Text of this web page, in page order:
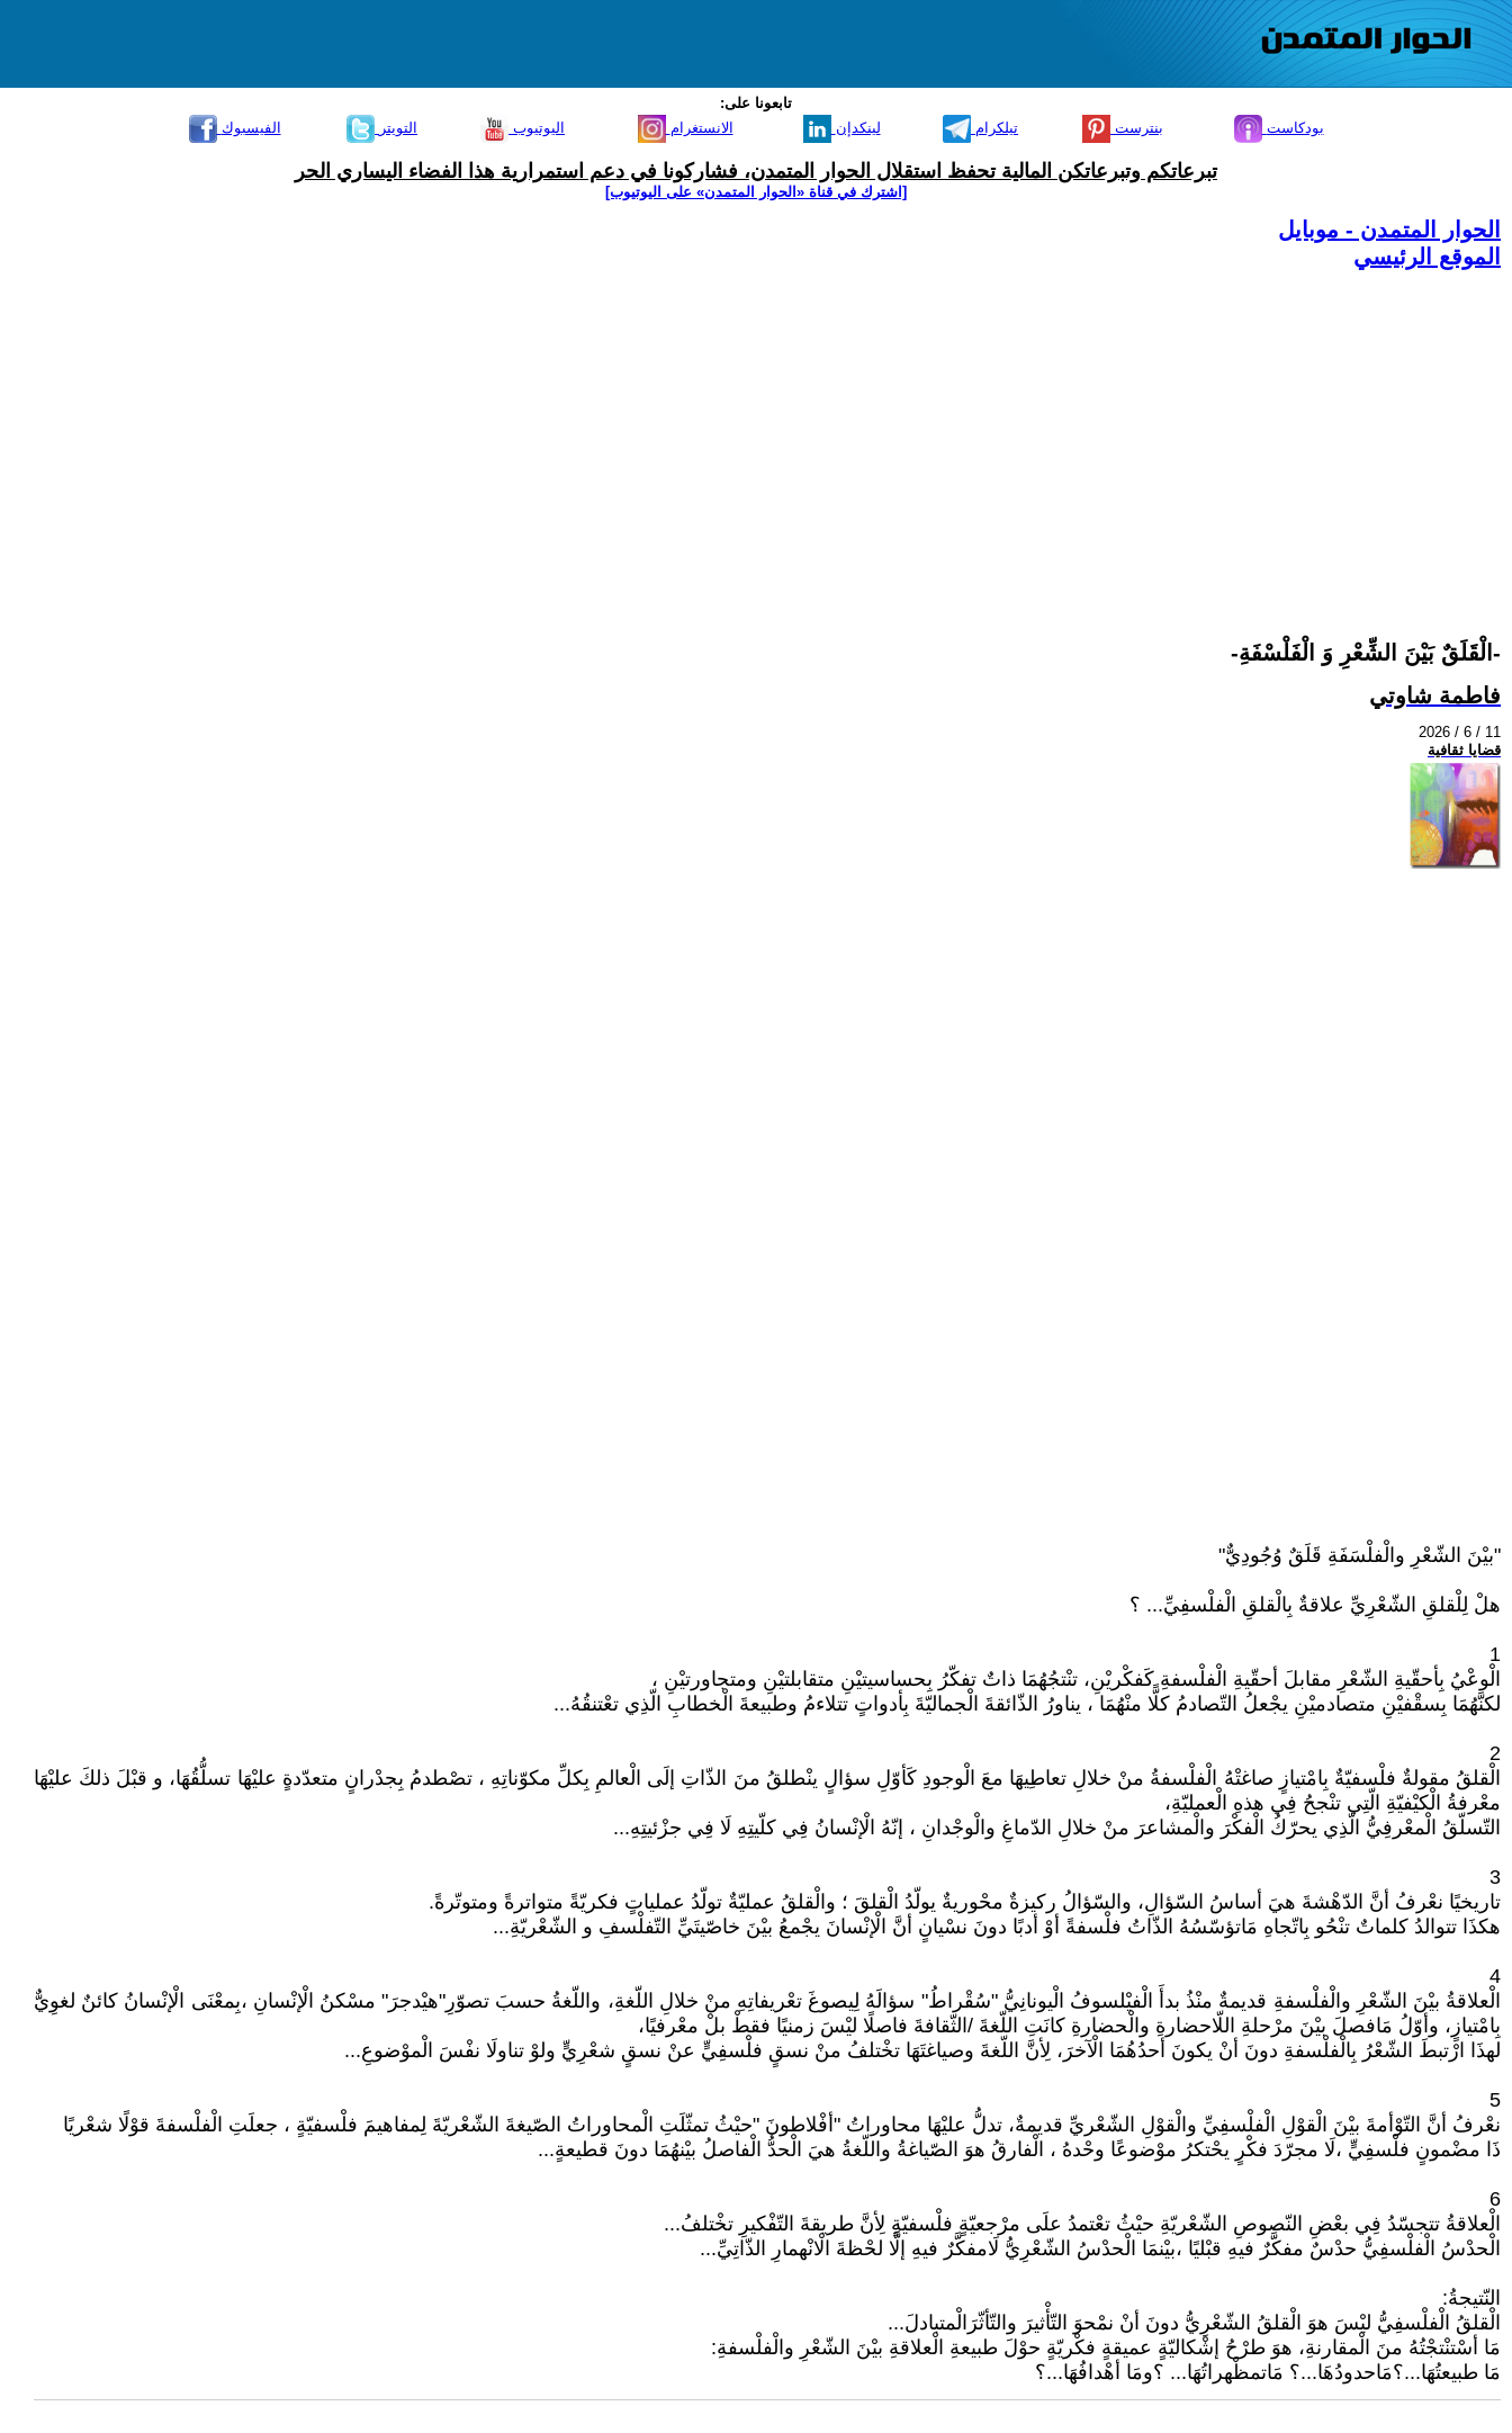
تابعونا على:
الفيسبوك
التويتر اليوتيوب الانستغرام لينكدإن تيلكرام بنترست بودكاست
تبرعاتكم وتبرعاتكن المالية تحفظ استقلال الحوار المتمدن، فشاركونا في دعم استمرارية هذا الفضاء اليساري الحر
[اشترك في قناة ‫«الحوار المتمدن» على اليوتيوب]
الحوار المتمدن - موبايل
الموقع الرئيسي
-الْقَلَقٌ بَيْنَ الشِّعْرِ وَ الْفَلْسْفَةِ-
فاطمة شاوتي
2026 / 6 / 11
قضايا ثقافية
"بيْنَ الشّعْرِ والْفلْسَفَةِ قَلَقٌ وُجُودِيٌّ"
هلْ لِلْقلقِ الشّعْرِيِّ علاقةٌ بِالْقلقِ الْفلْسفِيِّ... ؟
1
الْوعْيُ بِأحقّيةِ الشّعْرِ مقابلَ أحقّيةِ الْفلْسفةِ كَفكْريْنِ، تنْتجُهُمَا ذاتٌ تفكّرُ بِحساسيتيْنِ متقابلتيْنِ ومتجاورتيْنِ ،
لكنَّهُمَا بِسقْفيْنِ متصادميْنِ يجْعلُ التّصادمُ كلًّا منْهُمَا ، يناورُ الذّائقةَ الْجماليّةَ بِأدواتٍ تتلاءمُ وطبيعةَ الْخطابِ الّذِي تعْتنقُهُ...
2
الْقلقُ مقولةٌ فلْسفيّةٌ بِامْتيازٍ صاغتْهُ الْفلْسفةُ منْ خلالِ تعاطِيهَا معَ الْوجودِ كَأوّلِ سؤالٍ ينْطلقُ منَ الذّاتِ إلَى الْعالمِ بِكلِّ مكوّناتِهِ ، تصْطدمُ بِجدْرانٍ متعدّدةٍ عليْهَا تسلُّقُهَا، و قبْلَ ذلكَ عليْهَا
معْرفةُ الْكيْفيّةِ الّتِي تنْجحُ فِي هذهِ الْعمليّةِ،
التّسلّقُ الْمعْرفِيُّ الّذِي يحرّكُ الْفكْرَ والْمشاعرَ منْ خلالِ الدّماغِ والْوجْدانِ ، إنّهُ الْإنْسانُ فِي كلّيتِهِ لَا فِي جزْئيتِهِ...
3
تاريخيًا نعْرفُ أنَّ الدّهْشةَ هيَ أساسُ السّؤالِ، والسّؤالُ ركيزةٌ محْوريةٌ يولّدُ الْقلقَ ؛ والْقلقُ عمليّةٌ تولّدُ عملياتٍ فكريّةً متواترةً ومتوتّرةً.
هكذَا تتوالدُ كلماتٌ تنْحُو بِاتّجاهِ مَاتؤسّسُهُ الذّاتُ فلْسفةً أوْ أدبًا دونَ نسْيانٍ أنَّ الْإنْسانَ يجْمعُ بيْنَ خاصّيتَيِّ التّفلْسفِ و الشّعْريّةِ...
4
الْعلاقةُ بيْنَ الشّعْرِ والْفلْسفةِ قديمةٌ منْذُ بدأَ الْفيْلسوفُ الْيونانِيُّ "سُقْراطُ" سؤالَهُ لِيصوغَ تعْريفاتِهِ منْ خلالِ اللّغةِ، واللّغةُ حسبَ تصوّرِ"هيْدجرَ" مسْكنُ الْإنْسانِ ،بِمعْنَى الْإنْسانُ كائنٌ لغوِيٌّ
بِامْتيازٍ، وأوّلُ مَافصلَ بيْنَ مرْحلةِ اللّاحضارةِ والْحضارةِ كانَتِ اللّغةَ /الثّقافةَ فاصلًا ليْسَ زمنيًا فقطْ بلْ معْرفيًا،
لهذَا ارْتبطَ الشّعْرُ بِالْفلْسفةِ دونَ أنْ يكونَ أحدُهُمَا الْآخرَ، لِأنَّ اللّغةَ وصياغتَهَا تخْتلفُ منْ نسقٍ فلْسفِيٍّ عنْ نسقٍ شعْرِيٍّ ولوْ تناولَا نفْسَ الْموْضوعِ...
5
نعْرفُ أنَّ التّوْأمةَ بيْنَ الْقوْلِ الْفلْسفِيِّ والْقوْلِ الشّعْريِّ قديمةٌ، تدلُّ عليْهَا محاوراتُ "أفْلاطونَ "حيْثُ تمثّلَتِ الْمحاوراتُ الصّيغةَ الشّعْريّةَ لِمفاهيمَ فلْسفيّةٍ ، جعلَتِ الْفلْسفةَ قوْلًا شعْريًا
ذَا مضْمونٍ فلْسفِيٍّ ،لَا مجرّدَ فكْرٍ يحْتكرُ موْضوعًا وحْدهُ ، الْفارقُ هوَ الصّياغةُ واللّغةُ هيَ الْحدُّ الْفاصلُ بيْنهُمَا دونَ قطيعةٍ...
6
الْعلاقةُ تتجسّدُ فِي بعْضِ النّصوصِ الشّعْريّةِ حيْثُ تعْتمدُ علَى مرْجعيّةٍ فلْسفيّةٍ لِأنَّ طريقةَ التّفْكيرِ تخْتلفُ...
الْحدْسُ الْفلْسفِيُّ حدْسٌ مفكَّرٌ فيهِ قبْليًا ،بيْنمَا الْحدْسُ الشّعْرِيُّ لَامفكَّرٌ فيهِ إلَّا لحْظةَ الْانْهمارِ الذّاتِيِّ...
النّتيجةُ:
الْقلقُ الْفلْسفِيُّ ليْسَ هوَ الْقلقُ الشّعْرِيُّ دونَ أنْ نمْحوَ التّأْثيرَ والتّأثّرَالْمتبادلَ...
مَا أسْتنْتجْتُهُ منَ الْمقارنةِ، هوَ طرْحُ إشْكاليّةٍ عميقةٍ فكْريّةٍ حوْلَ طبيعةِ الْعلاقةِ بيْنَ الشّعْرِ والْفلْسفةِ:
مَا طبيعتُهَا...؟مَاحدودُهَا...؟ مَاتمظْهراتُهَا... ؟ومَا أهْدافُهَا...؟